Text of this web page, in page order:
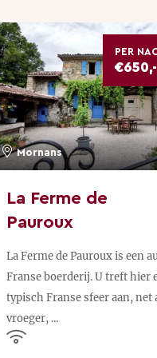
gebruik
clubs' en daarna
Door
augustus (hier
2 weken van
du Gard, een van
wijnboeren
PER
€650,-
Mornans
La Ferme de
Pauroux
La Ferme de Pauroux is een
Franse boerderij. U treft hier
typisch Franse sfeer aan, net
vroeger, ...